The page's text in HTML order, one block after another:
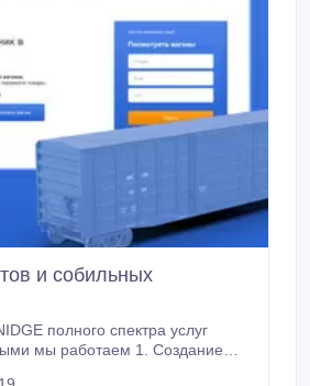
и собильных
полного спектра услуг
мы работаем 1. Создание